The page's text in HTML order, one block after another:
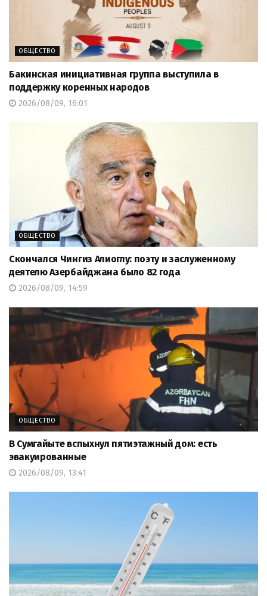
ОБЩЕСТВО
Бакинская инициативная группа выступила в
поддержку коренных народов
2026/08/09, 16:01
ОБЩЕСТВО
Скончался Чингиз Алиоглу: поэту и заслуженному
деятелю Азербайджана было 82 года
2026/08/09, 14:59
ОБЩЕСТВО
В Сумгайыте вспыхнул пятиэтажный дом: есть
эвакуированные
2026/08/09, 13:41